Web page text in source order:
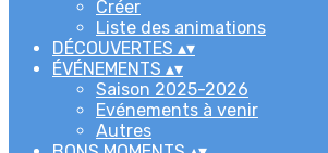
Créer
Liste des animations
DÉCOUVERTES ▴▾
ÉVÉNEMENTS ▴▾
Saison 2025-2026
Evénements à venir
Autres